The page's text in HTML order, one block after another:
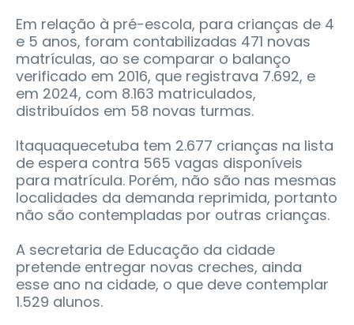
Em relação à pré-escola, para crianças de 4
e 5 anos, foram contabilizadas 471 novas
matrículas, ao se comparar o balanço
verificado em 2016, que registrava 7.692, e
em 2024, com 8.163 matriculados,
distribuídos em 58 novas turmas.
Itaquaquecetuba tem 2.677 crianças na lista
de espera contra 565 vagas disponíveis
para matrícula. Porém, não são nas mesmas
localidades da demanda reprimida, portanto
não são contempladas por outras crianças.
A secretaria de Educação da cidade
pretende entregar novas creches, ainda
esse ano na cidade, o que deve contemplar
1.529 alunos.